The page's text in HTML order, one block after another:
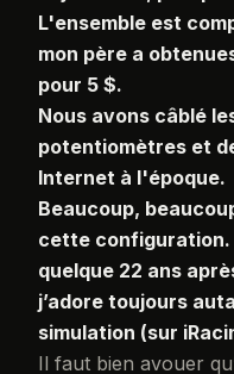
L'ensemble est
mon père a
pour 5 $.
Nous avons câblé
potentiomètres et
Internet à l'époque.
Beaucoup,
cette
quelque 22 ans
j’adore toujours
simulation (sur
Il faut bien avouer